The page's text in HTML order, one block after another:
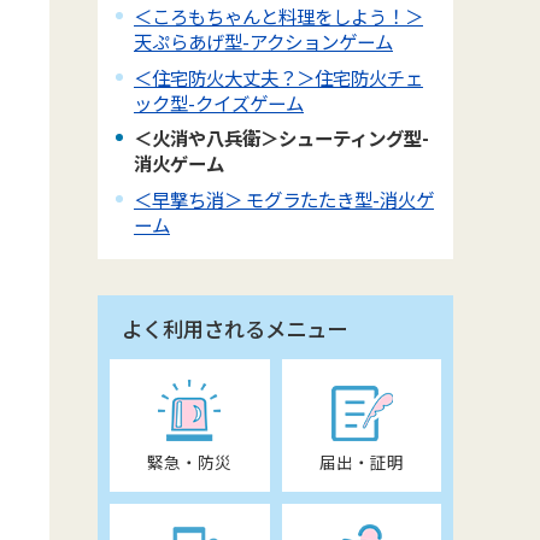
＜ころもちゃんと料理をしよう！＞
天ぷらあげ型-アクションゲーム
＜住宅防火大丈夫？＞住宅防火チェ
ック型-クイズゲーム
＜火消や八兵衛＞シューティング型-
消火ゲーム
＜早撃ち消＞ モグラたたき型-消火ゲ
ーム
よく利用されるメニュー
緊急・防災 届出・証明